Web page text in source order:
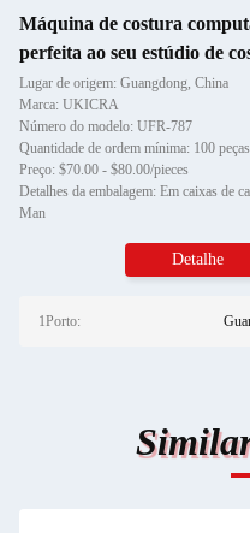
Máquina de costura
perfeita ao seu estúdio de
Lugar de origem: Guangdong, China
Marca: UKICRA
Número do modelo: UFR-787
Quantidade de ordem mínima: 100 peças
Preço: $70.00 - $80.00/pieces
Man
Detalhe
1Porto: